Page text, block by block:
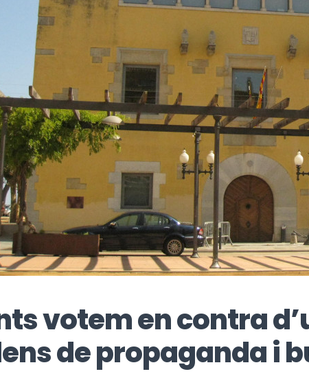
votem en contra
de propaganda i